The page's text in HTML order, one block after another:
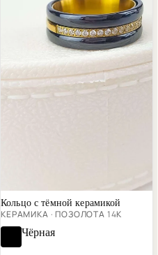
Хит продаж
Кольцо с тёмной керамикой
КЕРАМИКА · ПОЗОЛОТА 14К
Чёрная